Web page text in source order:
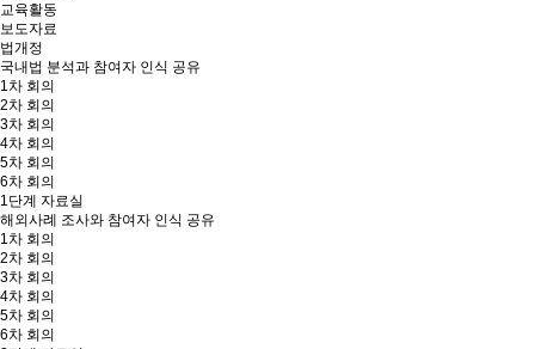
교육활동
보도자료
법개정
국내법 분석과 참여자 인식 공유
1차 회의
2차 회의
3차 회의
4차 회의
5차 회의
6차 회의
1단계 자료실
해외사례 조사와 참여자 인식 공유
1차 회의
2차 회의
3차 회의
4차 회의
5차 회의
6차 회의